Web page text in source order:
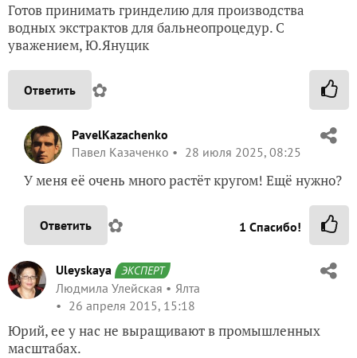
Готов принимать гринделию для производства
водных экстрактов для бальнеопроцедур. С
уважением, Ю.Януцик
Ответить ✿
PavelKazachenko
Павел Казаченко
28 июля 2025, 08:25
У меня её очень много растёт кругом! Ещё нужно?
Ответить ✿ 1 Спасибо!
Uleyskaya ЭКСПЕРТ
Людмила Улейская
Ялта
26 апреля 2015, 15:18
Юрий, ее у нас не выращивают в промышленных
масштабах.